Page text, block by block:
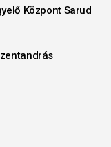
Központ Sarud